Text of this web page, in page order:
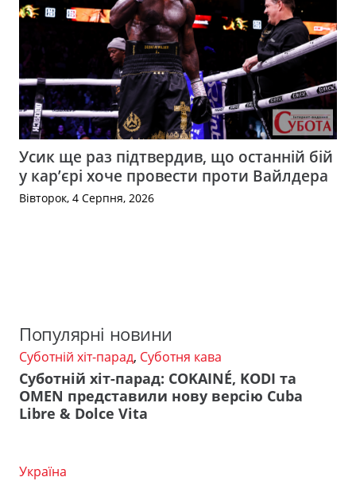
Усик ще раз підтвердив, що останній бій
у кар’єрі хоче провести проти Вайлдера
Вівторок, 4 Серпня, 2026
Популярні новини
Суботній хіт-парад, Суботня кава
Суботній хіт-парад: COKAINÉ, KODI та
OMEN представили нову версію Cuba
Libre & Dolce Vita
Україна